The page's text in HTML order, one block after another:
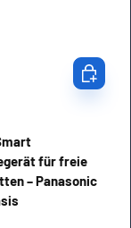
für freie
– Panasonic
In den